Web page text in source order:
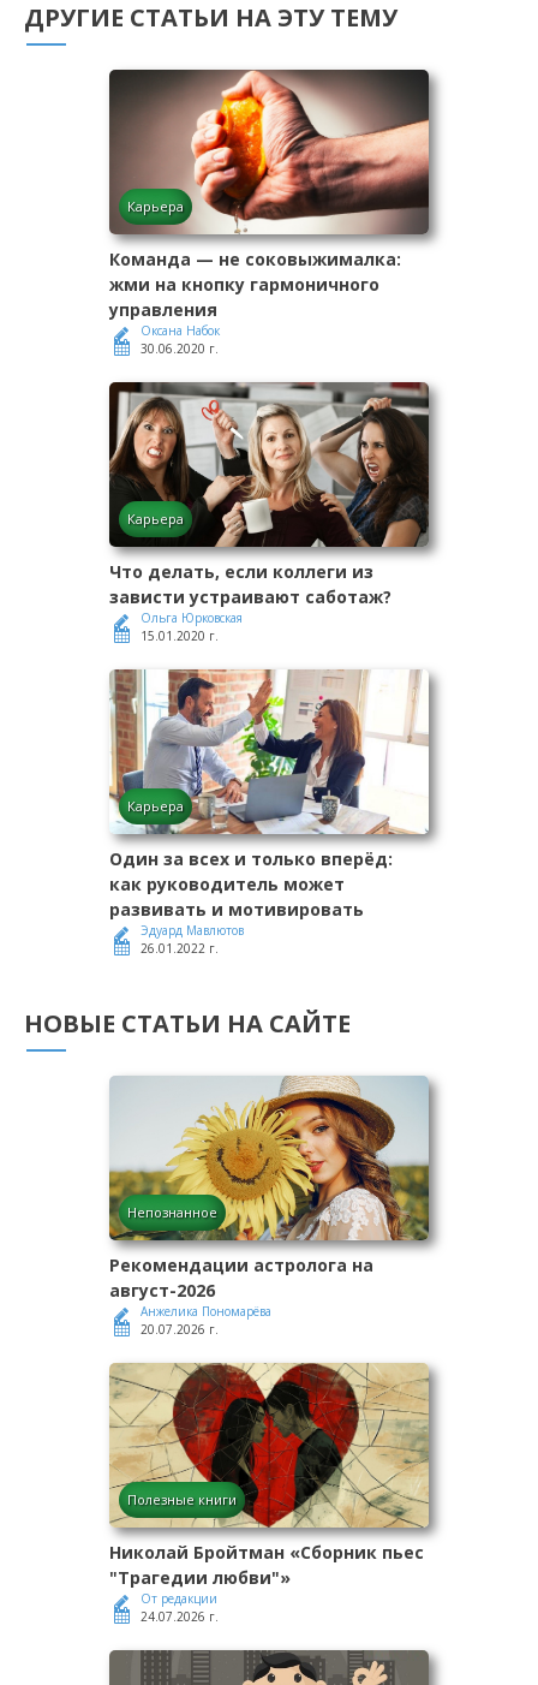
ДРУГИЕ СТАТЬИ НА ЭТУ ТЕМУ
Карьера
Команда — не соковыжималка:
жми на кнопку гармоничного
управления
Оксана Набок
30.06.2020 г.
Карьера
Что делать, если коллеги из
зависти устраивают саботаж?
Ольга Юрковская
15.01.2020 г.
Карьера
Один за всех и только вперёд:
как руководитель может
развивать и мотивировать
Эдуард Мавлютов
26.01.2022 г.
НОВЫЕ СТАТЬИ НА САЙТЕ
Непознанное
Рекомендации астролога на
август-2026
Анжелика Пономарёва
20.07.2026 г.
Полезные книги
Николай Бройтман «Сборник пьес
"Трагедии любви"»
От редакции
24.07.2026 г.